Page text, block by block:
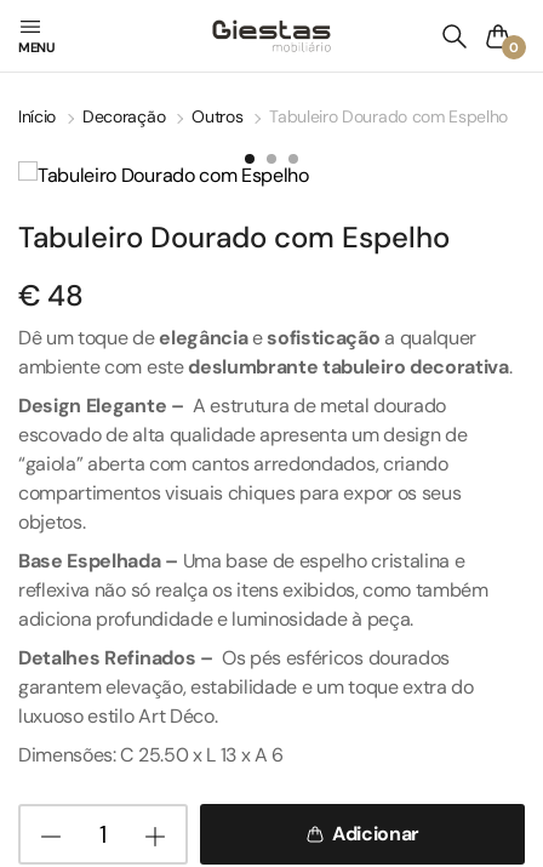
MENU 0
Início Decoração Outros Tabuleiro Dourado com Espelho
Tabuleiro Dourado com Espelho
€ 48
Dê um toque deelegânciaesofisticação a qualquer
ambiente com estedeslumbrante tabuleiro decorativa.
Design Elegante – A estrutura de metal dourado
escovado de alta qualidade apresenta um design de
“gaiola” aberta com cantos arredondados, criando
compartimentos visuais chiques para expor os seus
objetos.
Base Espelhada – Uma base de espelho cristalina e
reflexiva não só realça os itens exibidos, como também
adiciona profundidade e luminosidade à peça.
Detalhes Refinados – Os pés esféricos dourados
garantem elevação, estabilidade e um toque extra do
luxuoso estilo Art Déco.
Dimensões: C 25.50 x L 13 x A 6
Adicionar